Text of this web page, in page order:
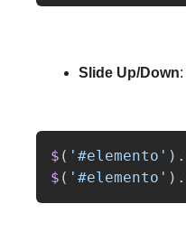
Slide Up/Down:
$ ( ' #elemento ' ).
$ ( ' #elemento ' ).